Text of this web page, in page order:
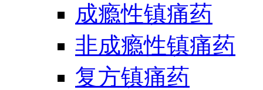
成瘾性镇痛药
非成瘾性镇痛药
复方镇痛药